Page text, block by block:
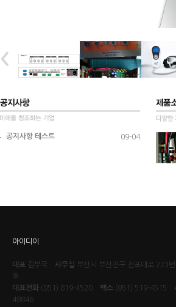
공지사항 테스트 09-04
아이디이
대표 김부국 사무실 부산시 부산진구 전포대로 223
호
대표전화 (051) 819-4520 팩스 (051) 519-4515
49846